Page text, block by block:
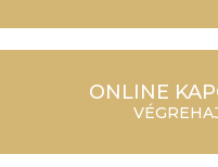
ONLINE